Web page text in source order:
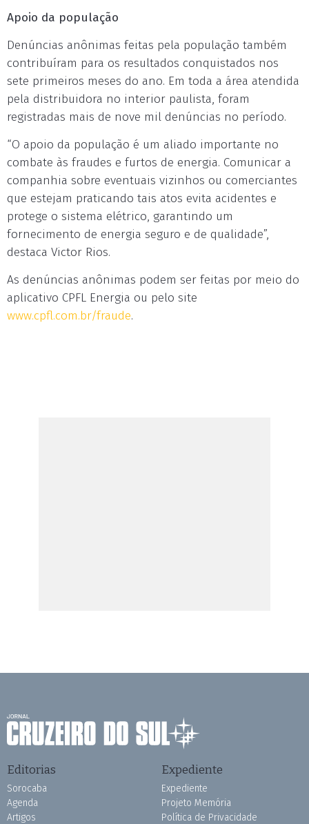
Apoio da população
Denúncias anônimas feitas pela população também
contribuíram para os resultados conquistados nos
sete primeiros meses do ano. Em toda a área atendida
pela distribuidora no interior paulista, foram
registradas mais de nove mil denúncias no período.
“O apoio da população é um aliado importante no
combate às fraudes e furtos de energia. Comunicar a
companhia sobre eventuais vizinhos ou comerciantes
que estejam praticando tais atos evita acidentes e
protege o sistema elétrico, garantindo um
fornecimento de energia seguro e de qualidade”,
destaca Victor Rios.
As denúncias anônimas podem ser feitas por meio do
aplicativo CPFL Energia ou pelo site
www.cpfl.com.br/fraude.
Editorias
Sorocaba
Agenda
Artigos
Expediente
Expediente
Projeto Memória
Política de Privacidade